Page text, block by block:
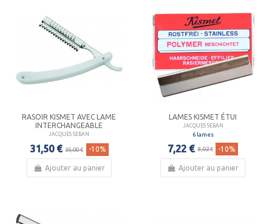
RASOIR KISMET AVEC LAME
INTERCHANGEABLE
JACQUES SEBAN
31,50 € 35,00 € -10%
Ajouter au panier
LAMES KISMET ÉTUI
JACQUES SEBAN
6 lames
7,22 € 8,02 € -10%
Ajouter au panier